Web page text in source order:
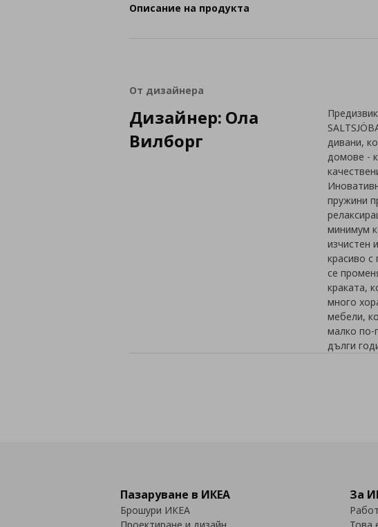
Описание на продукта
От дизайнера
Дизайнер: Ола
Вилборг
дивани,
домове -
пружини
минимум
изчистен
красиво
се
краката,
много
мебели,
малко по-
дълги
Пазаруване в ИКЕА
Брошури ИКЕА
За